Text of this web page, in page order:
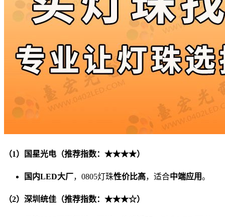
（1）国星光电（推荐指数：★★★★）
国内LED大厂，0805灯珠性价比高，适合中端应用。
（2）深圳统佳（推荐指数：★★★☆）